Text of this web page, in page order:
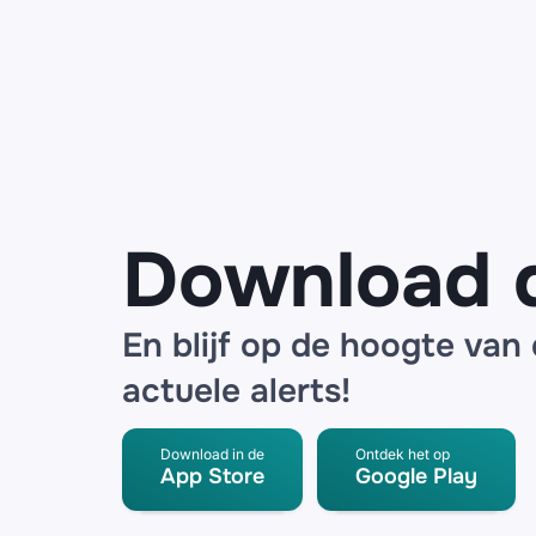
Download
En blijf op de hoogte van
actuele alerts!
Download in de
App Store
Ontdek het op
Google Play